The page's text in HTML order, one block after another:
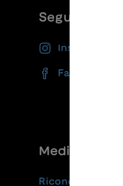
Seguiteci
Instagram
Facebook
Medie
Riconoscimenti